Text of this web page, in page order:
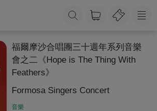
福爾摩沙合唱團三十週年系列音樂
會之二《Hope is The Thing With
Feathers》
Formosa Singers Concert
音樂